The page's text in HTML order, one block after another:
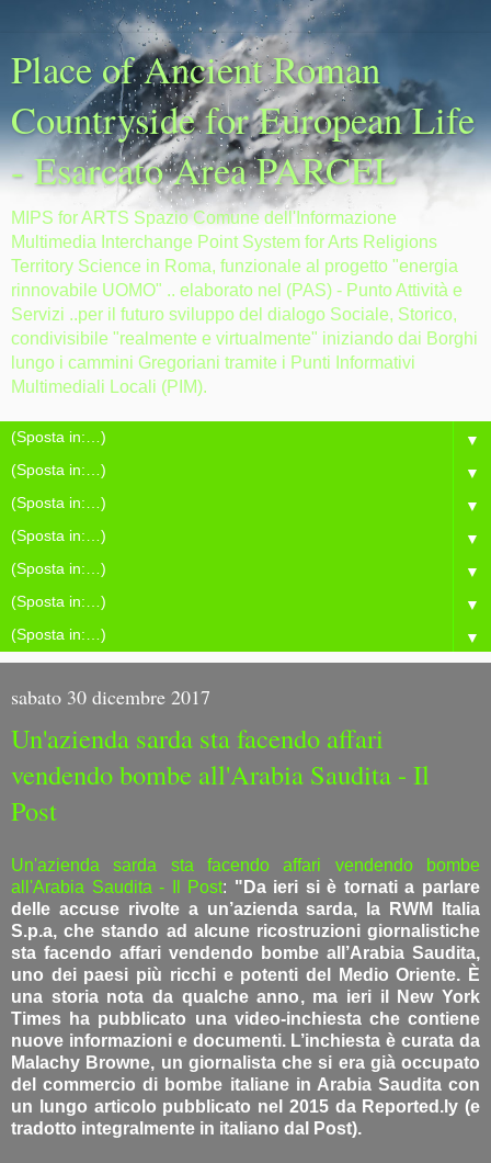
Place of Ancient Roman
Countryside for European Life
- Esarcato Area PARCEL
MIPS for ARTS Spazio Comune dell'Informazione
Multimedia Interchange Point System for Arts Religions
Territory Science in Roma, funzionale al progetto "energia
rinnovabile UOMO" .. elaborato nel (PAS) - Punto Attività e
Servizi ..per il futuro sviluppo del dialogo Sociale, Storico,
condivisibile "realmente e virtualmente" iniziando dai Borghi
lungo i cammini Gregoriani tramite i Punti Informativi
Multimediali Locali (PIM).
▼
▼
▼
▼
▼
▼
▼
sabato 30 dicembre 2017
Un'azienda sarda sta facendo affari
vendendo bombe all'Arabia Saudita - Il
Post
Un'azienda sarda sta facendo affari vendendo bombe
all'Arabia Saudita - Il Post: "Da ieri si è tornati a parlare
delle accuse rivolte a un’azienda sarda, la RWM Italia
S.p.a, che stando ad alcune ricostruzioni giornalistiche
sta facendo affari vendendo bombe all’Arabia Saudita,
uno dei paesi più ricchi e potenti del Medio Oriente. È
una storia nota da qualche anno, ma ieri il New York
Times ha pubblicato una video-inchiesta che contiene
nuove informazioni e documenti. L’inchiesta è curata da
Malachy Browne, un giornalista che si era già occupato
del commercio di bombe italiane in Arabia Saudita con
un lungo articolo pubblicato nel 2015 da Reported.ly (e
tradotto integralmente in italiano dal Post).